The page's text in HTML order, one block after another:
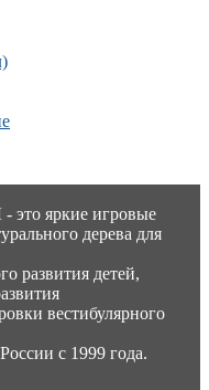
яркие игровые
дерева для
развития детей,
вестибулярного
с 1999 года.